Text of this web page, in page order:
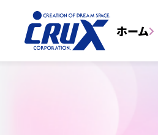
ホーム